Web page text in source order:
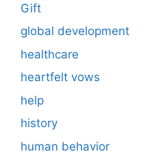
Gift
global development
healthcare
heartfelt vows
help
history
human behavior